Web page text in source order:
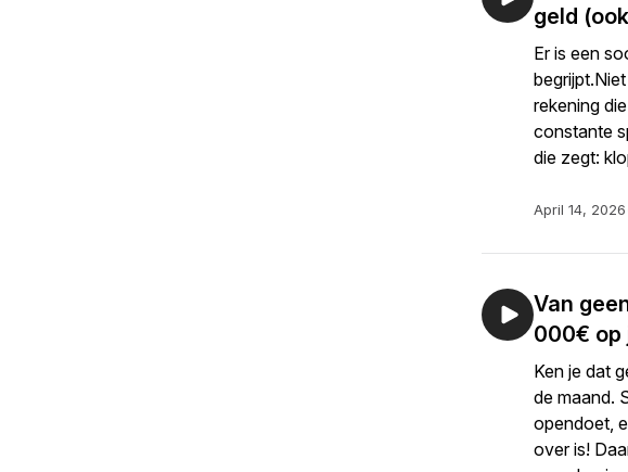
geld
Er is een
rekening
constante
die zegt:
April 14, 2026
Van
000€ op
Ken je dat
de maand.
opendoet,
over is!